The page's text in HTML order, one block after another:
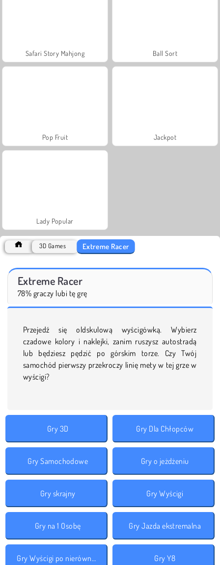
Safari Story Mahjong Ball Sort
Pop Fruit Jackpot
Lady Popular
3D Games Extreme Racer
Extreme Racer
78% graczy lubi tę grę
Przejedź się oldskulową wyścigówką. Wybierz
czadowe kolory i naklejki, zanim ruszysz autostradą
lub będziesz pędzić po górskim torze. Czy Twój
samochód pierwszy przekroczy linię mety w tej grze w
wyścigi?
Gry 3D Gry Dla Chłopców
Gry Samochodowe Gry o jeżdżeniu
Gry skrajny Gry Wyścigi
Gry na 1 Osobę Gry Jazda ekstremalna
Gry Wyścigi po nierównościach Gry Y8